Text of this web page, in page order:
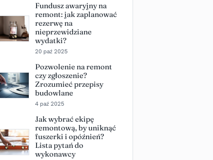
Fundusz awaryjny na
remont: jak zaplanować
rezerwę na
nieprzewidziane
wydatki?
20 paź 2025
Pozwolenie na remont
czy zgłoszenie?
Zrozumieć przepisy
budowlane
4 paź 2025
Jak wybrać ekipę
remontową, by uniknąć
fuszerki i opóźnień?
Lista pytań do
wykonawcy